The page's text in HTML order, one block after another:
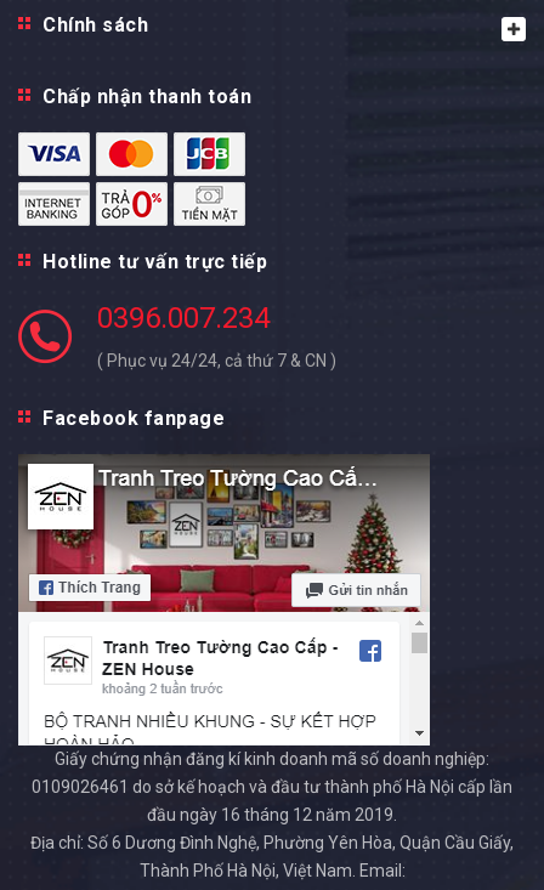
Chính sách
Chấp nhận thanh toán
Hotline tư vấn trực tiếp
0396.007.234
( Phục vụ 24/24, cả thứ 7 & CN )
Facebook fanpage
Giấy chứng nhận đăng kí kinh doanh mã số doanh nghiệp:
0109026461 do sở kế hoạch và đầu tư thành phố Hà Nội cấp lần
đầu ngày 16 tháng 12 năm 2019.
Địa chỉ: Số 6 Dương Đình Nghệ, Phường Yên Hòa, Quận Cầu Giấy,
Thành Phố Hà Nội, Việt Nam. Email: